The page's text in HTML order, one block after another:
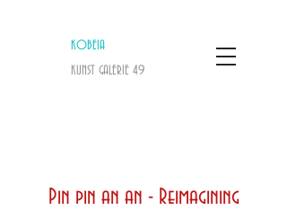
KOBEIA
KUNST GALERIE ​ 49
Pin pin an an - Reimagining